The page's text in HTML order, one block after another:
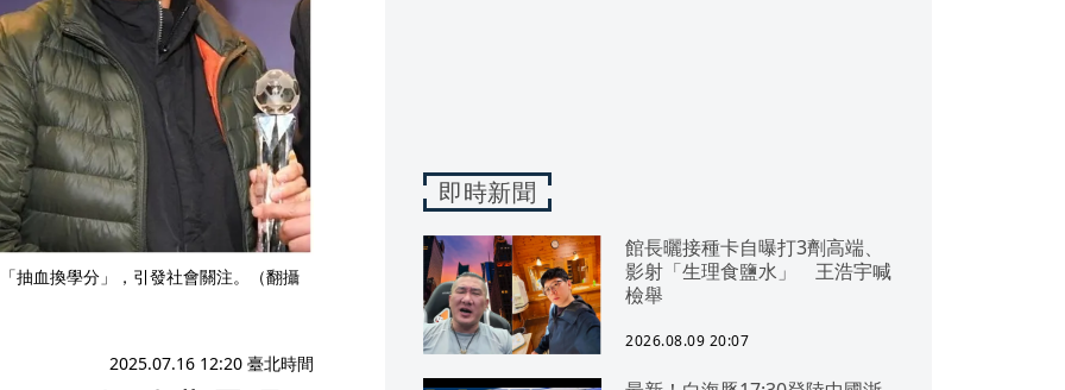
抽血換學分」，引發社會關注。（翻攝
2025.07.16 12:20 臺北時間
即時新聞
館長曬接種卡自曝打3劑高端、
影射「生理食鹽水」 王浩宇喊
檢舉
2026.08.09 20:07